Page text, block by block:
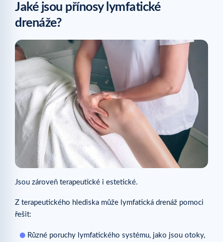
Jaké jsou přínosy lymfatické
drenáže?
Jsou zároveň terapeutické i estetické.
Z terapeutického hlediska může lymfatická drenáž pomoci
řešit:
Různé poruchy lymfatického systému, jako jsou otoky,